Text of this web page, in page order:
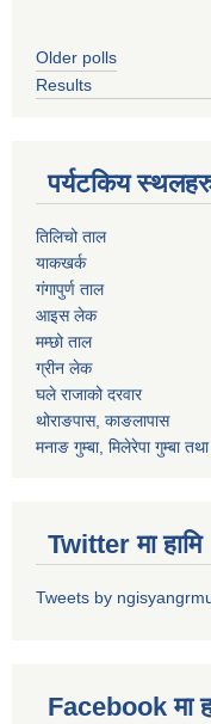
Older polls
Results
पर्यटकिय
तिलिचो ताल
याकखर्क
गंगापुर्ण ताल
आइस लेक
मम्छो ताल
ग्रीन लेक
घले राजाको दरवार
थोराङपास, काङलापास
मनाङ गुम्बा, मिलेरेपा गुम्बा
Twitter मा हामि
Tweets by
Facebook मा